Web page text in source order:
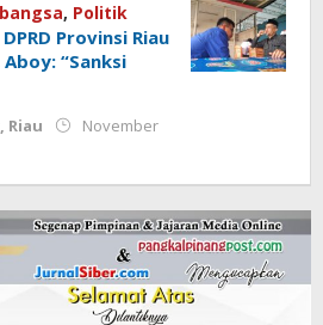
, Politik
Provinsi Riau
“Sanksi
, Riau
November